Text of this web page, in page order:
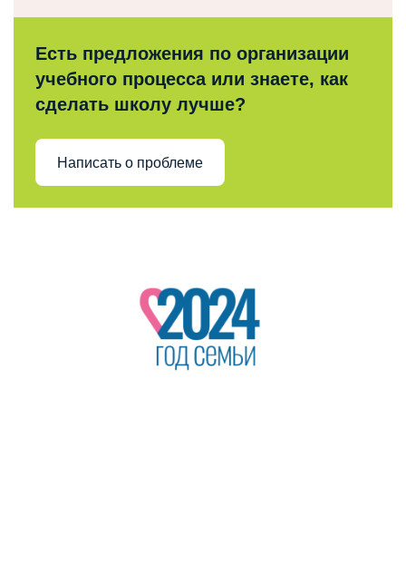
Есть предложения по организации
учебного процесса или знаете, как
сделать школу лучше?
Написать о проблеме